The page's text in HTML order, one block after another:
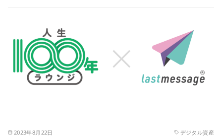
2023年8月22日 デジタル資産